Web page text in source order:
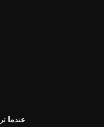
عندما